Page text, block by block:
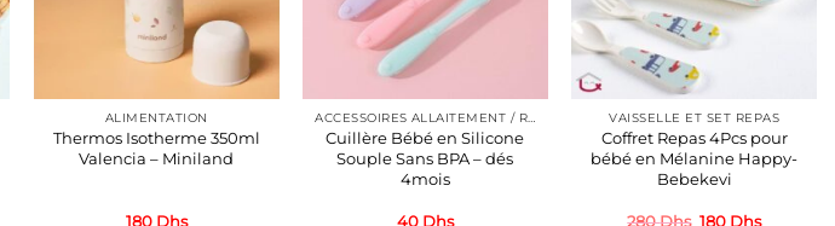
ALIMENTATION
Thermos Isotherme 350ml
Valencia – Miniland
180 Dhs
Cuillère Bébé en Silicone
Souple Sans BPA – dés
4mois
40 Dhs
VAISSELLE ET SET REPAS
Coffret Repas 4Pcs pour
bébé en Mélanine Happy-
Bebekevi
280Dhs Le
180 DhsLe